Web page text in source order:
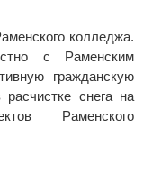
колледжа.
с Раменским
гражданскую
снега на
Раменского